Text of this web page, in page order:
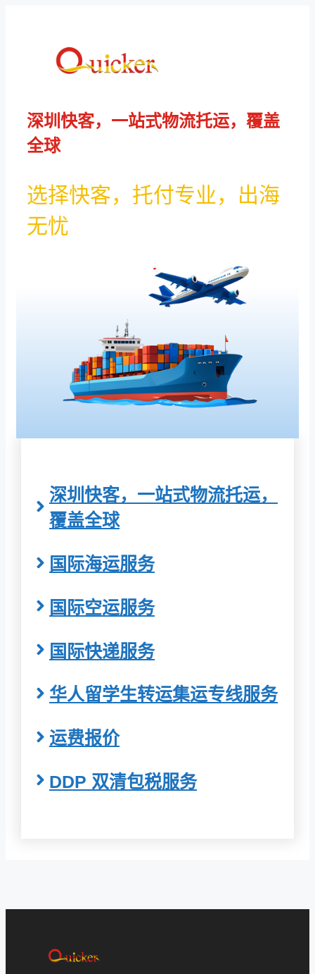
深圳快客，一站式物流托运，覆盖
全球
选择快客，托付专业，出海
无忧
深圳快客，一站式物流托运，
覆盖全球
国际海运服务
国际空运服务
国际快递服务
华人留学生转运集运专线服务
运费报价
DDP 双清包税服务